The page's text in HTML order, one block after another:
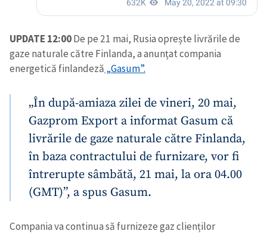
UPDATE 12:00De pe 21 mai, Rusia oprește livrările de
gaze naturale către Finlanda, a anunțat compania
energetică finlandeză „Gasum”.
„În după-amiaza zilei de vineri, 20 mai,
Gazprom Export a informat Gasum că
livrările de gaze naturale către Finlanda,
în baza contractului de furnizare, vor fi
întrerupte sâmbătă, 21 mai, la ora 04.00
(GMT)”, a spus Gasum.
Compania va continua să furnizeze gaz clienților